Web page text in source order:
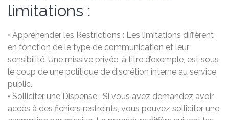
limitations :
• Appréhender les Restrictions : Les limitations diffèrent
en fonction de le type de communication et leur
sensibilité. Une missive privée, à titre d’exemple, est sous
le coup de une politique de discrétion interne au service
public.
• Solliciter une Dispense : Si vous avez demandez avoir
accès à des fichiers restreints, vous pouvez solliciter une